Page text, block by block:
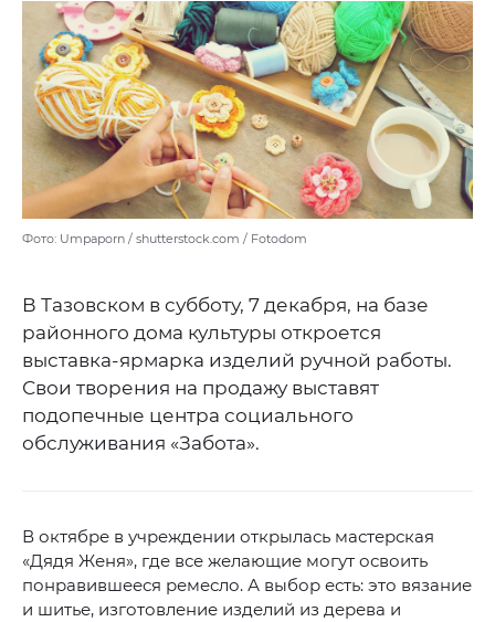
Фото: Umpaporn / shutterstock.com / Fotodom
В Тазовском в субботу, 7 декабря, на базе
районного дома культуры откроется
выставка-ярмарка изделий ручной работы.
Свои творения на продажу выставят
подопечные центра социального
обслуживания «Забота».
В октябре в учреждении открылась мастерская
«Дядя Женя», где все желающие могут освоить
понравившееся ремесло. А выбор есть: это вязание
и шитье, изготовление изделий из дерева и